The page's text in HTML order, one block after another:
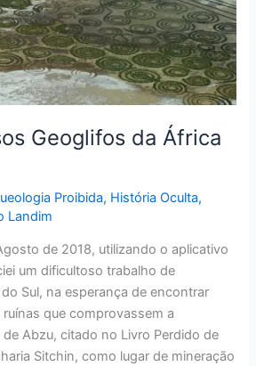
Geoglifos da África
Proibida, História Oculta,
Landim
de 2018, utilizando o aplicativo
um dificultoso trabalho de
Sul, na esperança de encontrar
que comprovassem a
Abzu, citado no Livro Perdido de
Sitchin, como lugar de mineração